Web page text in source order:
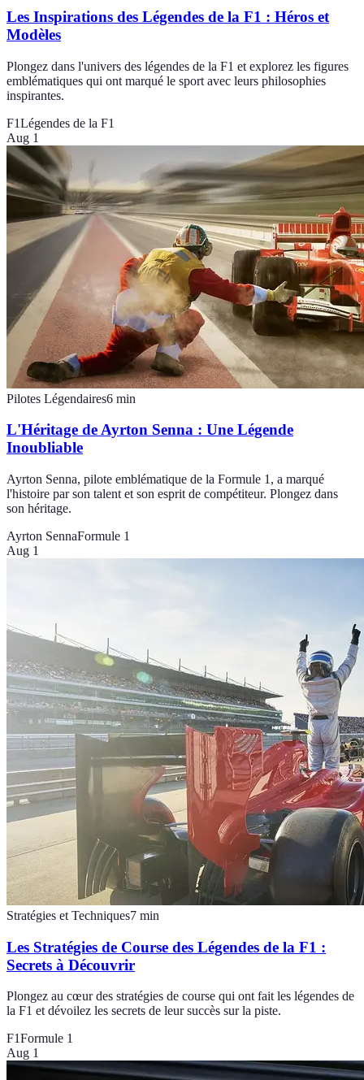
Les Inspirations des Légendes de la F1 : Héros et
Modèles
Plongez dans l'univers des légendes de la F1 et explorez les figures
emblématiques qui ont marqué le sport avec leurs philosophies
inspirantes.
F1Légendes de la F1
Aug 1
Pilotes Légendaires6 min
L'Héritage de Ayrton Senna : Une Légende
Inoubliable
Ayrton Senna, pilote emblématique de la Formule 1, a marqué
l'histoire par son talent et son esprit de compétiteur. Plongez dans
son héritage.
Ayrton SennaFormule 1
Aug 1
Stratégies et Techniques7 min
Les Stratégies de Course des Légendes de la F1 :
Secrets à Découvrir
Plongez au cœur des stratégies de course qui ont fait les légendes de
la F1 et dévoilez les secrets de leur succès sur la piste.
F1Formule 1
Aug 1